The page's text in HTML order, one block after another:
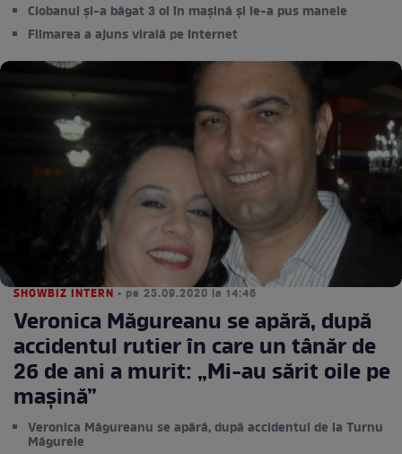
Ciobanul și-a băgat 3 oi în mașină și le-a pus manele
Filmarea a ajuns virală pe Internet
SHOWBIZ INTERN • pe 25.09.2020 la 14:46
Veronica Măgureanu se apără, după
accidentul rutier în care un tânăr de
26 de ani a murit: „Mi-au sărit oile pe
mașină”
Veronica Măgureanu se apără, după accidentul de la Turnu
Măgurele